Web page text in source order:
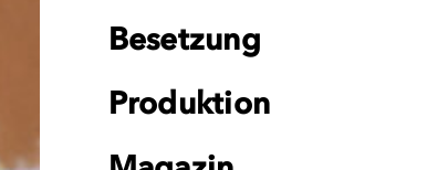
Besetzung
Produktion